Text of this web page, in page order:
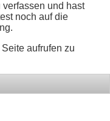
und hast
noch auf die
aufrufen zu